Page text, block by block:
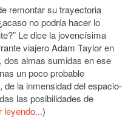
remontar su trayectoria
no podría hacer lo
Le dice la jovencísima
viajero Adam Taylor en
dos almas sumidas en ese
un poco probable
de la inmensidad del espacio-
las posibilidades de
leyendo...)